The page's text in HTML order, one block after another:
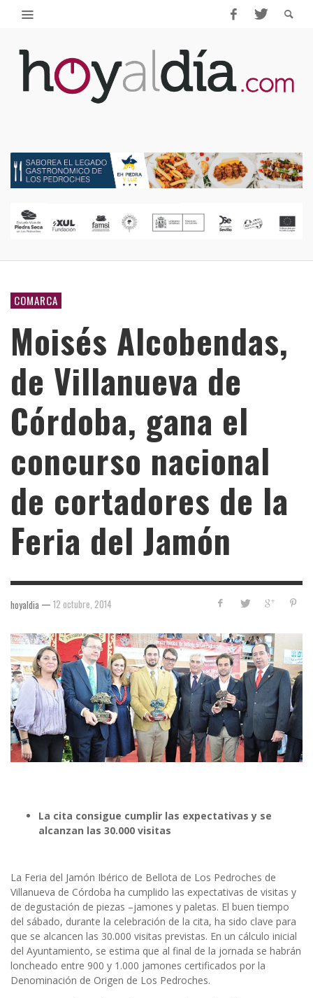
COMARCA
Moisés Alcobendas,
de Villanueva de
Córdoba, gana el
concurso nacional
de cortadores de la
Feria del Jamón
hoyaldia — 12 octubre, 2014
La cita consigue cumplir las expectativas y se
alcanzan las 30.000 visitas
La Feria del Jamón Ibérico de Bellota de Los Pedroches de
Villanueva de Córdoba ha cumplido las expectativas de visitas y
de degustación de piezas –jamones y paletas. El buen tiempo
del sábado, durante la celebración de la cita, ha sido clave para
que se alcancen las 30.000 visitas previstas. En un cálculo inicial
del Ayuntamiento, se estima que al final de la jornada se habrán
loncheado entre 900 y 1.000 jamones certificados por la
Denominación de Origen de Los Pedroches.